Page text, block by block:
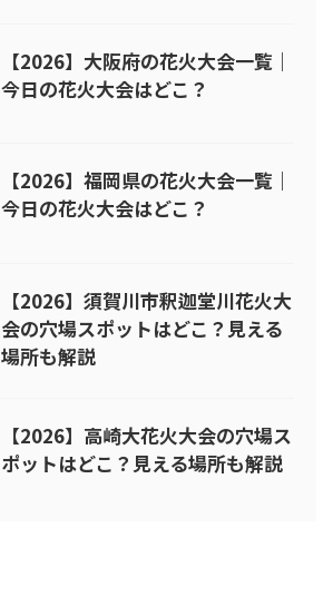
【2026】大阪府の花火大会一覧｜
今日の花火大会はどこ？
【2026】福岡県の花火大会一覧｜
今日の花火大会はどこ？
【2026】須賀川市釈迦堂川花火大
会の穴場スポットはどこ？見える
場所も解説
【2026】高崎大花火大会の穴場ス
ポットはどこ？見える場所も解説